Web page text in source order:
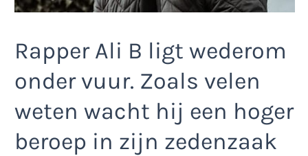
Rapper Ali B ligt wederom
onder vuur. Zoals velen
weten wacht hij een hoger
beroep in zijn zedenzaak